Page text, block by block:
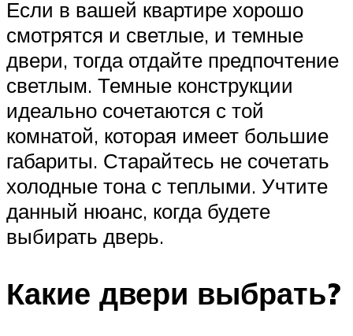
Если в вашей квартире хорошо
смотрятся и светлые, и темные
двери, тогда отдайте предпочтение
светлым. Темные конструкции
идеально сочетаются с той
комнатой, которая имеет большие
габариты. Старайтесь не сочетать
холодные тона с теплыми. Учтите
данный нюанс, когда будете
выбирать дверь.
Какие двери выбрать?